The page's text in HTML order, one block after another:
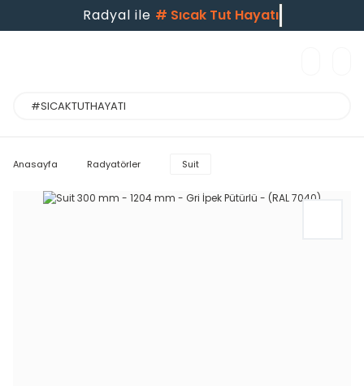
Radyal ile # Sıcak Tut Hayatı
Anasayfa Radyatörler Suit